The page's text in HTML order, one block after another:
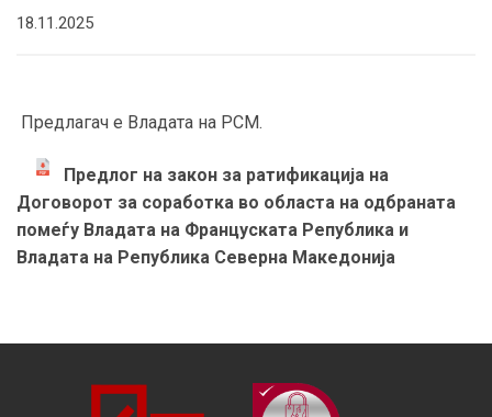
18.11.2025
Предлагач е Владата на РСМ.
Предлог на закон за ратификација на
Договорот за соработка во областа на одбраната
помеѓу Владата на Француската Република и
Владата на Република Северна Македонија